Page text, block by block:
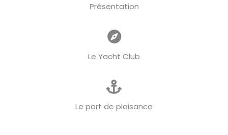
Présentation
Le Yacht Club
Le port de plaisance